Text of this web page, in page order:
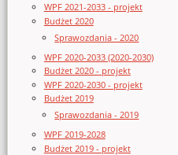
WPF 2021-2033 - projekt
Budżet 2020
Sprawozdania - 2020
WPF 2020-2033 (2020-2030)
Budżet 2020 - projekt
WPF 2020-2030 - projekt
Budżet 2019
Sprawozdania - 2019
WPF 2019-2028
Budżet 2019 - projekt